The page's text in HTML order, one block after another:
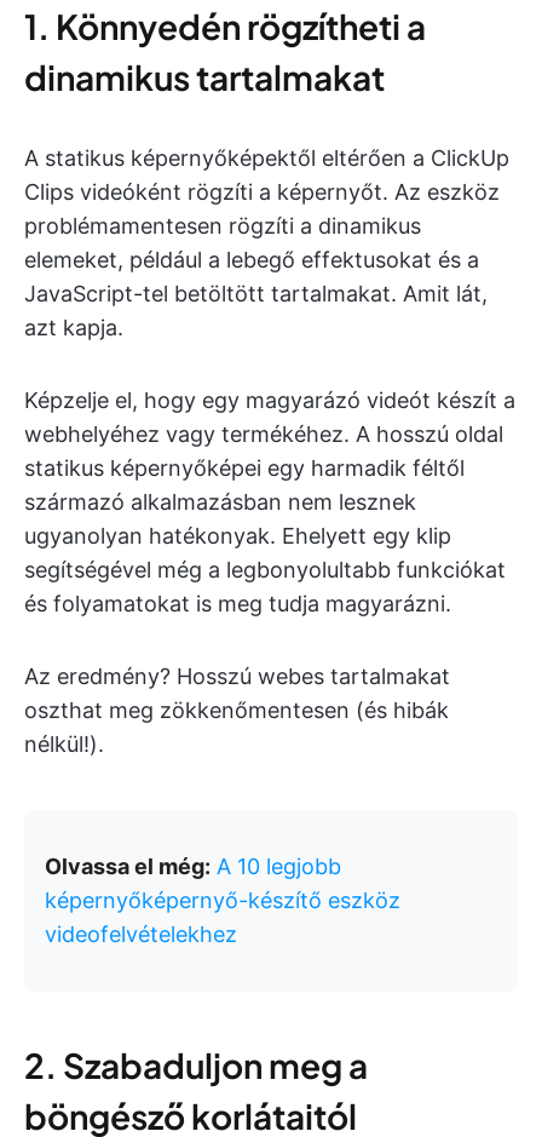
1. Könnyedén rögzítheti a
dinamikus tartalmakat
A statikus képernyőképektől eltérően a ClickUp
Clips videóként rögzíti a képernyőt. Az eszköz
problémamentesen rögzíti a dinamikus
elemeket, például a lebegő effektusokat és a
JavaScript-tel betöltött tartalmakat. Amit lát,
azt kapja.
Képzelje el, hogy egy magyarázó videót készít a
webhelyéhez vagy termékéhez. A hosszú oldal
statikus képernyőképei egy harmadik féltől
származó alkalmazásban nem lesznek
ugyanolyan hatékonyak. Ehelyett egy klip
segítségével még a legbonyolultabb funkciókat
és folyamatokat is meg tudja magyarázni.
Az eredmény? Hosszú webes tartalmakat
oszthat meg zökkenőmentesen (és hibák
nélkül!).
Olvassa el még: A 10 legjobb
képernyőképernyő-készítő eszköz
videofelvételekhez
2. Szabaduljon meg a
böngésző korlátaitól